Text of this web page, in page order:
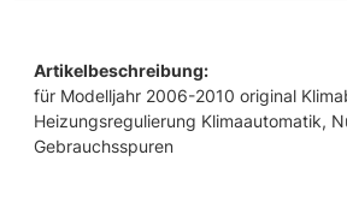
Artikelbeschreibung:
für Modelljahr 2006-2010 original
Heizungsregulierung Klimaautomatik,
Gebrauchsspuren